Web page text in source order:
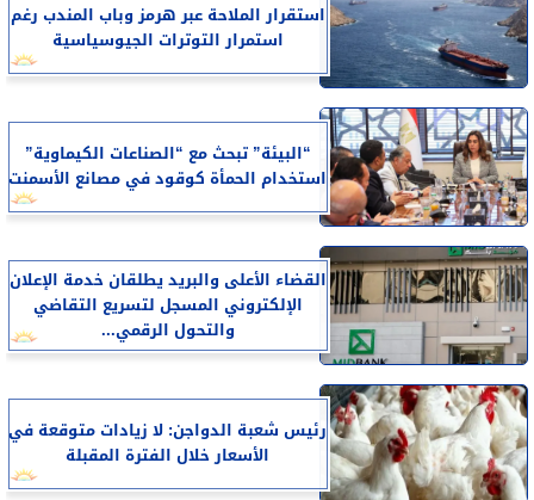
استقرار الملاحة عبر هرمز وباب المندب رغم
استمرار التوترات الجيوسياسية
“البيئة” تبحث مع “الصناعات الكيماوية”
استخدام الحمأة كوقود في مصانع الأسمنت
القضاء الأعلى والبريد يطلقان خدمة الإعلان
الإلكتروني المسجل لتسريع التقاضي
والتحول الرقمي...
رئيس شعبة الدواجن: لا زيادات متوقعة في
الأسعار خلال الفترة المقبلة